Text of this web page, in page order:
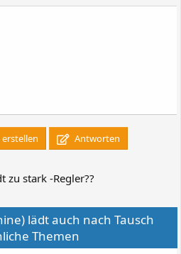
erstellen Antworten
zu stark -Regler??
lädt auch nach Tausch
Themen